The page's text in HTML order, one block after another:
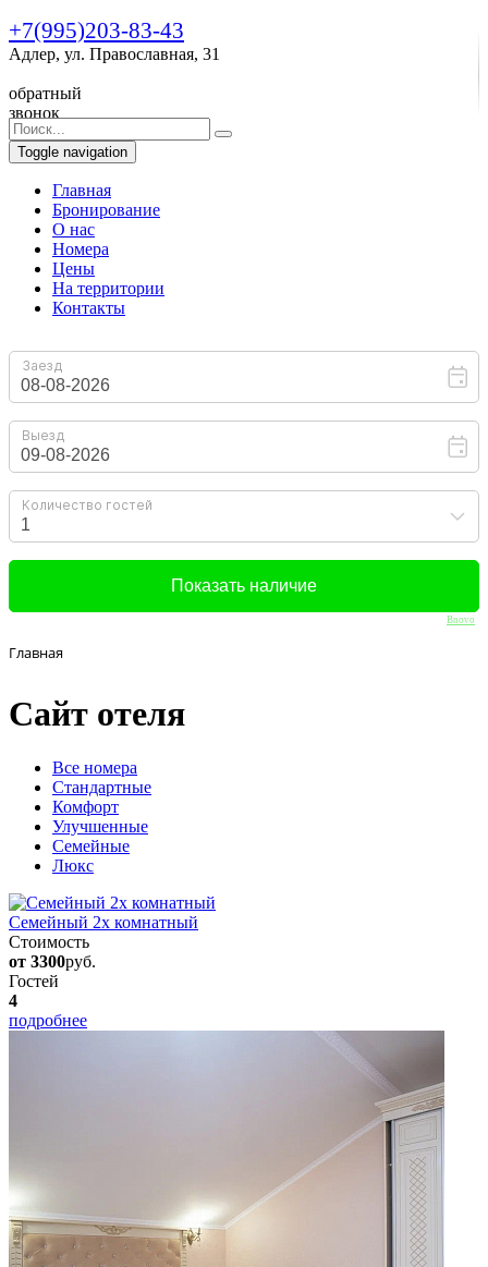
+7(995)203-83-43
Адлер, ул. Православная, 31
обратный
звонок
Toggle navigation
Главная
Бронирование
O нас
Номера
Цены
На территории
Контакты
Bnovo
Главная
Сайт отеля
Вcе номера
Стандартные
Комфорт
Улучшенные
Семейные
Люкс
Семейный 2х комнатный
Стоимость
от 3300руб.
Гостей
4
подробнее